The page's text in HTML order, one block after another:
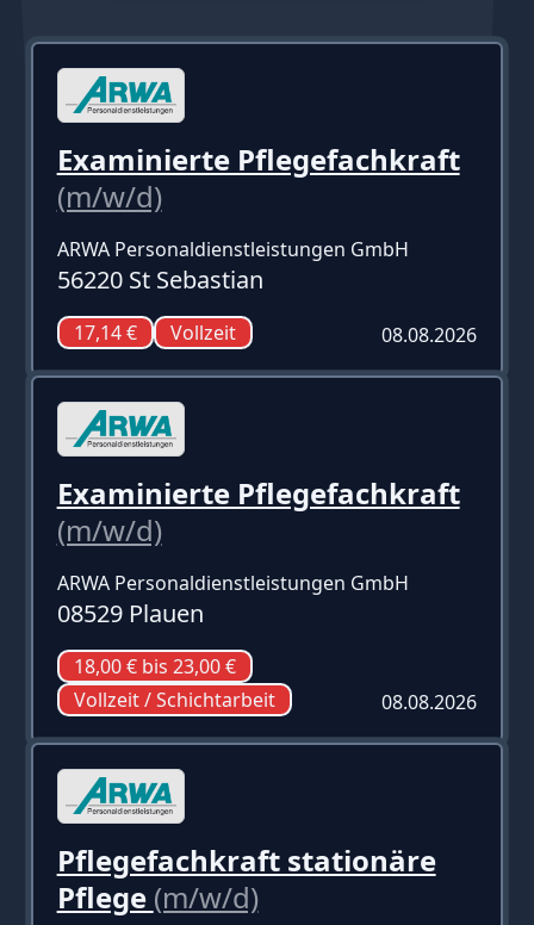
Examinierte Pflegefachkraft
(m/w/d)
ARWA Personaldienstleistungen GmbH
56220 St Sebastian
17,14 € Vollzeit 08.08.2026
Examinierte Pflegefachkraft
(m/w/d)
ARWA Personaldienstleistungen GmbH
08529 Plauen
18,00 € bis 23,00 €
Vollzeit / Schichtarbeit
08.08.2026
Pflegefachkraft stationäre
Pflege (m/w/d)